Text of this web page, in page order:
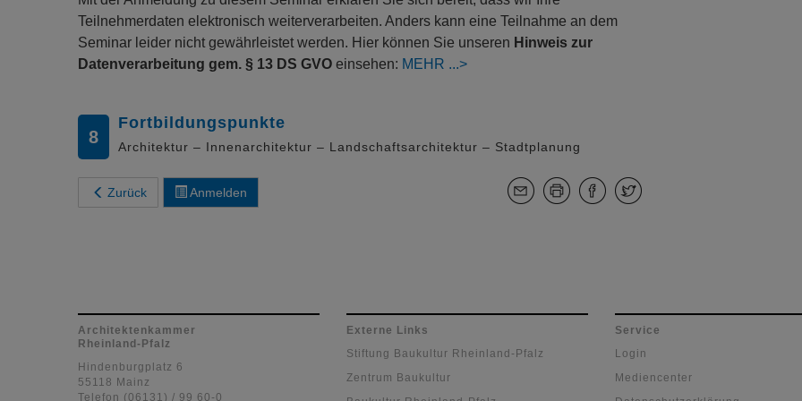
Teilnehmerdaten elektronisch weiterverarbeiten. Anders kann eine Teilnahme an dem
Seminar leider nicht gewährleistet werden. Hier können Sie unseren Hinweis zur
Datenverarbeitung gem. § 13 DS GVO einsehen: MEHR
8
Fortbildungspunkte
Architektur – Innenarchitektur – Landschaftsarchitektur – Stadtplanung
Zurück Anmelden
Architektenkammer
Rheinland-Pfalz
Hindenburgplatz 6
55118 Mainz
Telefon (06131) / 99 60-0
Externe Links
Stiftung Baukultur Rheinland-Pfalz
Zentrum Baukultur
Service
Login
Mediencenter